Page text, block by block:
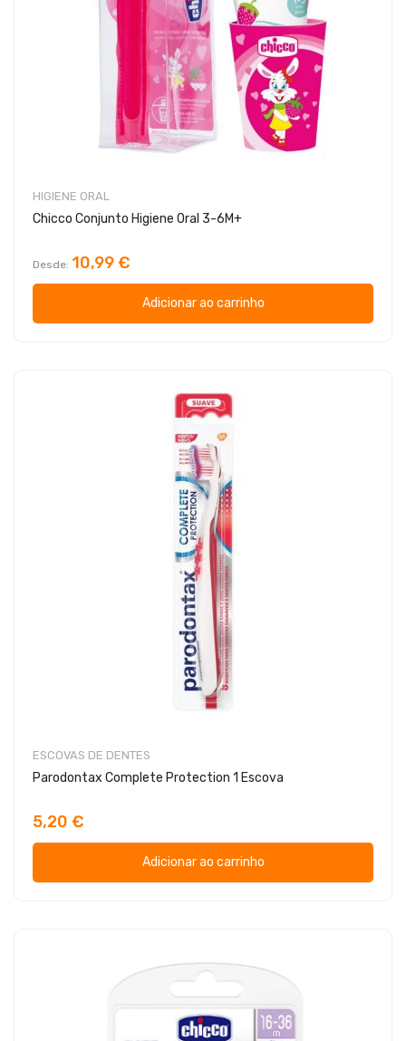
HIGIENE ORAL
Chicco Conjunto Higiene Oral 3-6M+
Desde 10,99 €
Adicionar ao carrinho
ESCOVAS DE DENTES
Parodontax Complete Protection 1 Escova
5,20 €
Adicionar ao carrinho